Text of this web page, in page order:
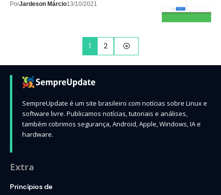
PorJardeson Márcio13/10/2021
1 2
SempreUpdate é um site brasileiro com notícias sobre Linux e
software livre. Publicamos notícias, tutoriais e análises,
também cobrimos segurança, Android, Apple, Windows, IA e
hardware.
Extra
Princípios de